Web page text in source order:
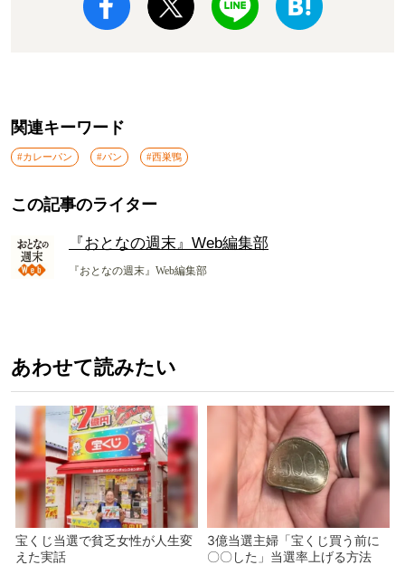
関連キーワード
#カレーパン #パン #西巣鴨
この記事のライター
『おとなの週末』Web編集部
『おとなの週末』Web編集部
あわせて読みたい
宝くじ当選で貧乏女性が人生変
えた実話
3億当選主婦「宝くじ買う前に
〇〇した」当選率上げる方法